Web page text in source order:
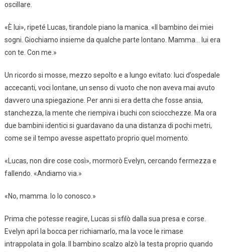
oscillare.
«È lui», ripeté Lucas, tirandole piano la manica. «Il bambino dei miei
sogni. Giochiamo insieme da qualche parte lontano. Mamma… lui era
con te. Con me.»
Un ricordo si mosse, mezzo sepolto e a lungo evitato: luci d’ospedale
accecanti, voci lontane, un senso di vuoto che non aveva mai avuto
davvero una spiegazione. Per anni si era detta che fosse ansia,
stanchezza, la mente che riempiva i buchi con sciocchezze. Ma ora
due bambini identici si guardavano da una distanza di pochi metri,
come se il tempo avesse aspettato proprio quel momento.
«Lucas, non dire cose così», mormorò Evelyn, cercando fermezza e
fallendo. «Andiamo via.»
«No, mamma. Io lo conosco.»
Prima che potesse reagire, Lucas si sfilò dalla sua presa e corse.
Evelyn aprì la bocca per richiamarlo, ma la voce le rimase
intrappolata in gola. Il bambino scalzo alzò la testa proprio quando